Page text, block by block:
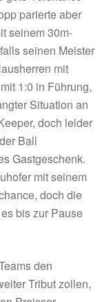
| 1 : 1.
schwachen
TSV
friedlich 1:1.
sehr
der ersten
eine gute
Popp
fand mit seinem
die
SVR mit 1:0 in